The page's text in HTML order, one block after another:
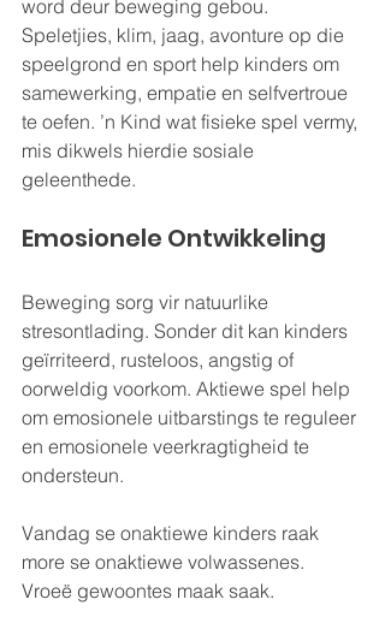
word deur beweging gebou.
Speletjies, klim, jaag, avonture op die
speelgrond en sport help kinders om
samewerking, empatie en selfvertroue
te oefen. ’n Kind wat fisieke spel vermy,
mis dikwels hierdie sosiale
geleenthede.
Emosionele Ontwikkeling
Beweging sorg vir natuurlike
stresontlading. Sonder dit kan kinders
geïrriteerd, rusteloos, angstig of
oorweldig voorkom. Aktiewe spel help
om emosionele uitbarstings te reguleer
en emosionele veerkragtigheid te
ondersteun.
Vandag se onaktiewe kinders raak
more se onaktiewe volwassenes.
Vroeë gewoontes maak saak.